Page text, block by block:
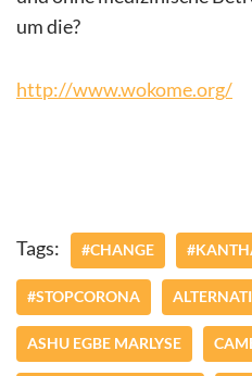
um die?
http://www.wokome.org/
Tags: #CHANGE
#STOPCORONA
ASHU EGBE MARLYSE